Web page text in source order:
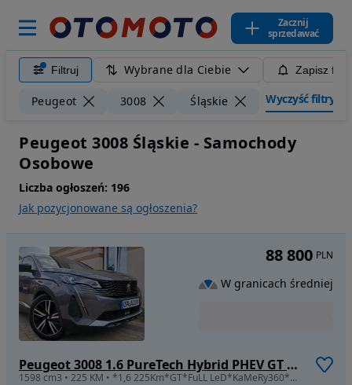
Zacznij
sprzedawać
Filtruj Wybrane dla Ciebie Zapisz
Peugeot 3008 Śląskie Wyczyść filtry
Peugeot 3008 Śląskie - Samochody
Osobowe
Liczba ogłoszeń: 196
Jak pozycjonowane są ogłoszenia?
Peugeot 3008 1.6 PureTech Hybrid PHEV GT S&S EAT8
1598 cm3 • 225 KM • *1,6 225Km*GT*FuLL LeD*KaMeRy360*MaSaŻe*FoCaL*OpŁaCoNy*
88 800 PLN
W granicach średniej